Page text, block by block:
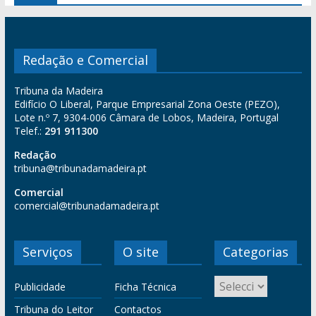
Redação e Comercial
Tribuna da Madeira
Edifício O Liberal, Parque Empresarial Zona Oeste (PEZO),
Lote n.º 7, 9304-006 Câmara de Lobos, Madeira, Portugal
Telef.: 291 911300
Redação
tribuna@tribunadamadeira.pt
Comercial
comercial@tribunadamadeira.pt
Serviços
Publicidade
Tribuna do Leitor
O site
Ficha Técnica
Contactos
Categorias